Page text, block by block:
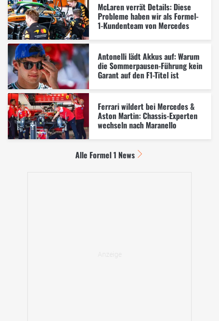
McLaren verrät Details: Diese
Probleme haben wir als Formel-
1-Kundenteam von Mercedes
Antonelli lädt Akkus auf: Warum
die Sommerpausen-Führung kein
Garant auf den F1-Titel ist
Ferrari wildert bei Mercedes &
Aston Martin: Chassis-Experten
wechseln nach Maranello
Alle Formel 1 News